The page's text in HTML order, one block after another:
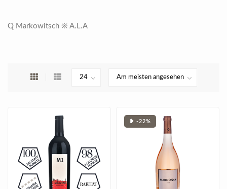
Q Markowitsch ※ A.L.A
❥ -22%